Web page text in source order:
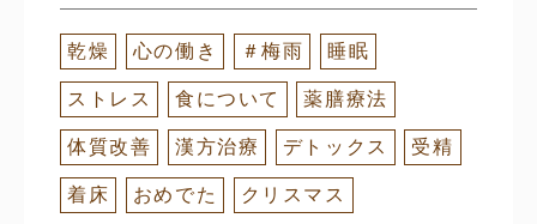
乾燥 心の働き ＃梅雨 睡眠
ストレス 食について 薬膳療法
体質改善 漢方治療 デトックス 受精
着床 おめでた クリスマス